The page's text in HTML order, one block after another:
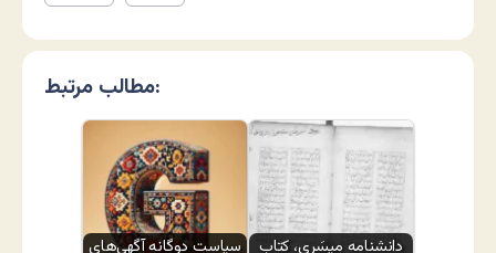
مطالب مرتبط:
سیاست دوگانه آگهی‌های دانشنامه مِیسَری، کتاب